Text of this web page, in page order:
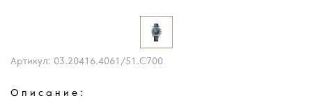
Артикул: 03.20416.4061/51.С700
Описание: